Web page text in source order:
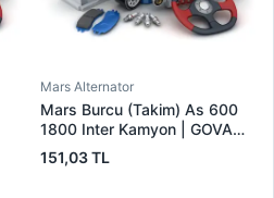
Mars Alternator
Mars Burcu (Takim) As 600
1800 Inter Kamyon | GOVA
B053-054-055
151,03 TL